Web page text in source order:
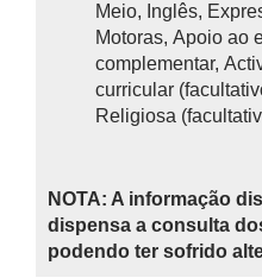
Meio, Inglês,
Motoras, Apoio ao
complementar,
curricular
Religiosa
NOTA: A informação
dispensa a consulta
podendo ter sofrido